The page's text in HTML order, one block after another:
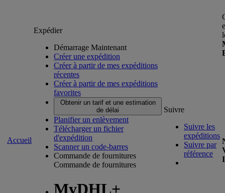
Accueil
Expédier
Démarrage Maintenant
Créer une expédition
Créer à partir de mes expéditions
récentes
Créer à partir de mes expéditions
favorites
Obtenir un tarif et une estimation
de délai
Planifier un enlèvement
Télécharger un fichier
d'expédition
Scanner un code-barres
Commande de fournitures
Commande de fournitures
MyDHL+
Suivre
Suivre les
expéditions
Suivre par
référence